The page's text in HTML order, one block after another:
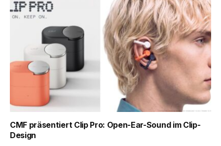
CMF präsentiert Clip Pro: Open-Ear-Sound im Clip-
Design